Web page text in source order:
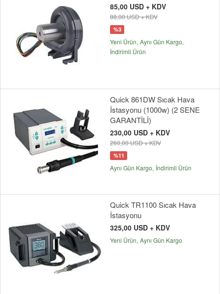
85,00 USD + KDV
88,00 USD + KDV
%3
Yeni Ürün Aynı Gün Kargo
İndirimli Ürün
Quick 861DW Sıcak Hava
İstasyonu (1000w) (2 SENE
GARANTİLİ)
230,00 USD + KDV
260,00 USD + KDV
%11
Aynı Gün Kargo İndirimli Ürün
Quick TR1100 Sıcak Hava
İstasyonu
325,00 USD + KDV
Yeni Ürün Aynı Gün Kargo